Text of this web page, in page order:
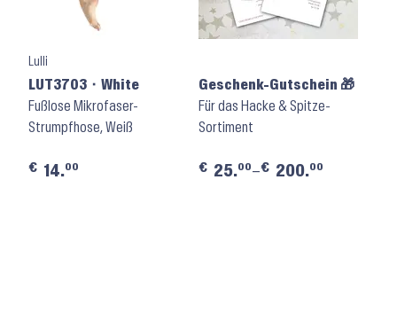
Lulli
LUT3703 ⬝ White
Fußlose Mikrofaser-
Strumpfhose, Weiß
€ 14.00
Geschenk-Gutschein 🎁
Für das Hacke & Spitze-
Sortiment
€ 25.00–€ 200.00